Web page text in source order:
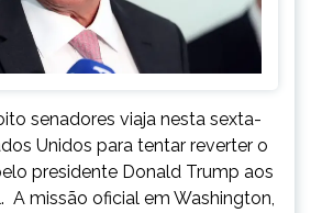
senadores viaja nesta sexta-
Unidos para tentar reverter o
presidente Donald Trump aos
A missão oficial em Washington,